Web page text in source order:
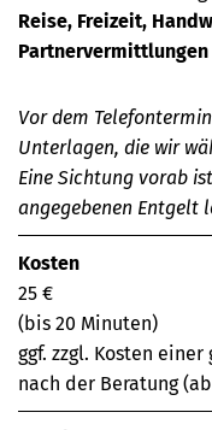
Reise, Freizeit,
Partnervermittlungen
Vor dem
Unterlagen, die wir
Eine Sichtung vorab
angegebenen Entgelt
Kosten
25 €
(bis 20 Minuten)
ggf. zzgl. Kosten
nach der Beratung